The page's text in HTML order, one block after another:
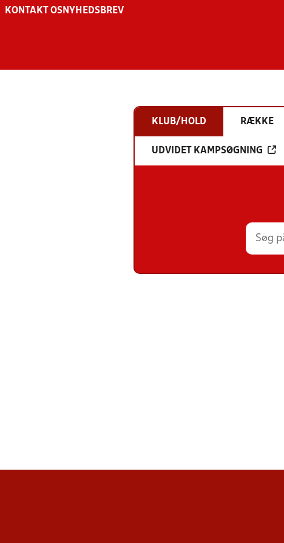
KONTAKT OS NYHEDSBREV
KLUB/HOLD RÆKKE
UDVIDET KAMPSØGNING